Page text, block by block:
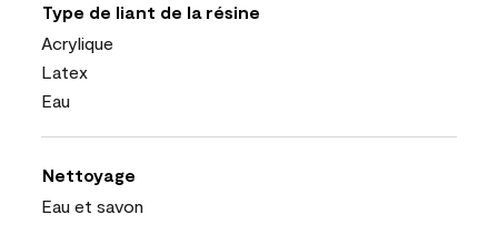
Type de liant de la résine
Acrylique
Latex
Eau
Nettoyage
Eau et savon